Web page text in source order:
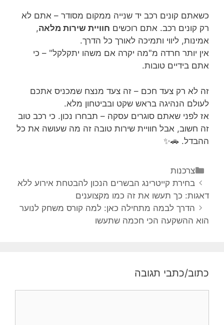
כשאתם קונים רכב יד שנייה ממקום מסודר – אתם לא
רק קונים רכב. אתם רוכשים חוויית שירות מלאה,
אמינות, ליווי ותמיכה לאורך כל הדרך.
אין יותר חרדה מ"מה יקרה אם משהו יתקלקל" – כי
אתם בידיים טובות.
זה לא רק צעד חכם – זה צעד מנצח שמכניס אתכם
לעולם הנהיגה בראש שקט ובביטחון מלא.
אז לפני שאתם סוגרים עסקה – תבחרו נכון. כי רכב טוב
זה חשוב, אבל חוויית שירות טובה זה מה שעושה את כל
ההבדל. 🚗✨
צרכנות
בחירת קייטרינג הבשרים הנכון להבטחת אירוע ללא
דאגות: כך תעשו את זה כמו מקצוענים
הדרך לבמה מתחילה כאן: למה קורס משחק לנוער
הוא ההשקעה הכי חכמה שתעשו
כתוב/כתבי תגובה